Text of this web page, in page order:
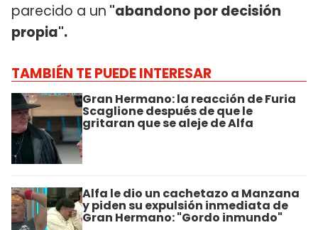
parecido a un "abandono por decisión
propia".
TAMBIÉN TE PUEDE INTERESAR
Gran Hermano: la reacción de Furia
Scaglione después de que le
gritaran que se aleje de Alfa
Alfa le dio un cachetazo a Manzana
y piden su expulsión inmediata de
Gran Hermano: "Gordo inmundo"